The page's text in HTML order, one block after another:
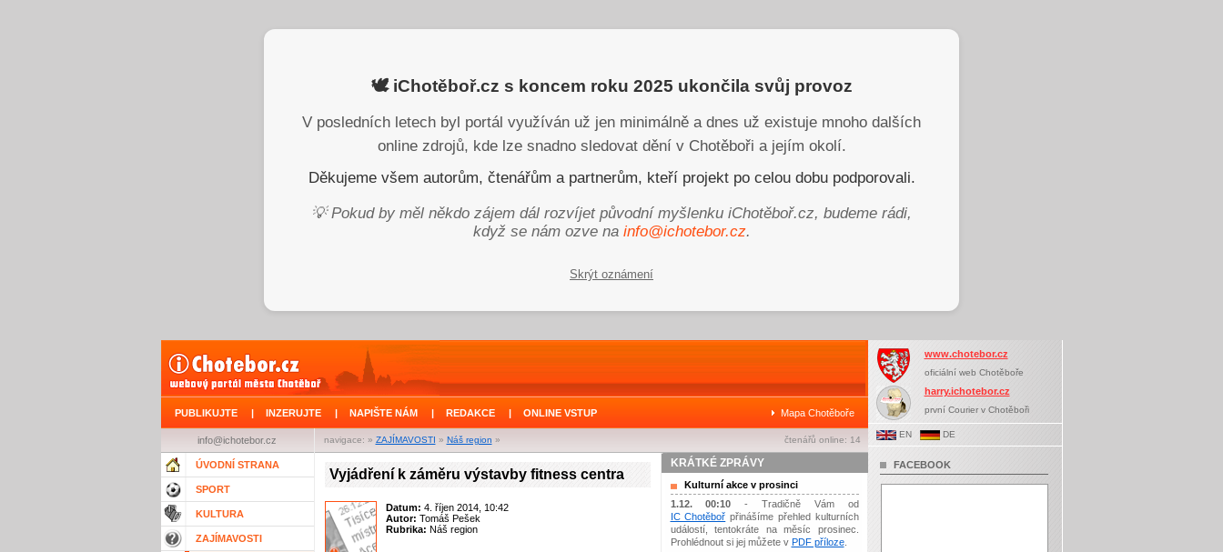
🕊️ iChotěboř.cz s koncem roku 2025 ukončila svůj provoz
V posledních letech byl portál využíván už jen minimálně a dnes už existuje mnoho dalších
online zdrojů, kde lze snadno sledovat dění v Chotěboři a jejím okolí.
Děkujeme všem autorům, čtenářům a partnerům, kteří projekt po celou dobu podporovali.
💡 Pokud by měl někdo zájem dál rozvíjet původní myšlenku iChotěboř.cz, budeme rádi,
když se nám ozve na info@ichotebor.cz.
Skrýt oznámení
PUBLIKUJTE | INZERUJTE | NAPIŠTE NÁM | REDAKCE | ONLINE VSTUP Mapa Chotěboře
navigace: » ZAJÍMAVOSTI » Náš region » čtenářů online: 14
info@ichotebor.cz
ÚVODNÍ STRANA
SPORT
KULTURA
ZAJÍMAVOSTI
Vyjádření k záměru výstavby fitness centra
Datum: 4. říjen 2014, 10:42
Autor: Tomáš Pešek
Rubrika: Náš region
KRÁTKÉ ZPRÁVY
Kulturní akce v prosinci
1.12. 00:10 - Tradičně Vám od
IC Chotěboř přinášíme přehled kulturních
událostí, tentokráte na měsíc prosinec.
Prohlédnout si jej můžete v PDF příloze.
www.chotebor.cz
oficiální web Chotěboře
harry.ichotebor.cz
první Courier v Chotěboři
EN DE
FACEBOOK